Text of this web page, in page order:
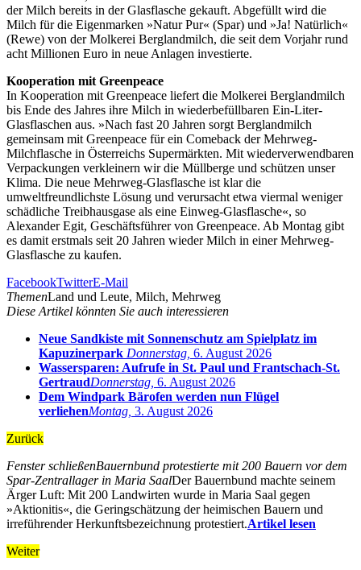
der Milch bereits in der Glasflasche gekauft. Abgefüllt wird die
Milch für die Eigenmarken »Natur Pur« (Spar) und »Ja! Natürlich«
(Rewe) von der Molkerei Berglandmilch, die seit dem Vorjahr rund
acht Millionen Euro in neue Anlagen investierte.
Kooperation mit Greenpeace
In Kooperation mit Greenpeace liefert die Molkerei Berglandmilch
bis Ende des Jahres ihre Milch in wiederbefüllbaren Ein-Liter-
Glasflaschen aus. »Nach fast 20 Jahren sorgt Berglandmilch
gemeinsam mit Greenpeace für ein Comeback der Mehrweg-
Milchflasche in Österreichs Supermärkten. Mit wiederverwendbaren
Verpackungen verkleinern wir die Müllberge und schützen unser
Klima. Die neue Mehrweg-Glasflasche ist klar die
umweltfreundlichste Lösung und verursacht etwa viermal weniger
schädliche Treibhausgase als eine Einweg-Glasflasche«, so
Alexander Egit, Geschäftsführer von Greenpeace. Ab Montag gibt
es damit erstmals seit 20 Jahren wieder Milch in einer Mehrweg-
Glasflasche zu kaufen.
FacebookTwitterE-Mail
ThemenLand und Leute, Milch, Mehrweg
Diese Artikel könnten Sie auch interessieren
Neue Sandkiste mit Sonnenschutz am Spielplatz im
Kapuzinerpark Donnerstag, 6. August 2026
Wassersparen: Aufrufe in St. Paul und Frantschach-St.
GertraudDonnerstag, 6. August 2026
Dem Windpark Bärofen werden nun Flügel
verliehenMontag, 3. August 2026
Zurück
Fenster schließenBauernbund protestierte mit 200 Bauern vor dem
Spar-Zentrallager in Maria SaalDer Bauernbund machte seinem
Ärger Luft: Mit 200 Landwirten wurde in Maria Saal gegen
»Aktionitis«, die Geringschätzung der heimischen Bauern und
irreführender Herkunftsbezeichnung protestiert.Artikel lesen
Weiter